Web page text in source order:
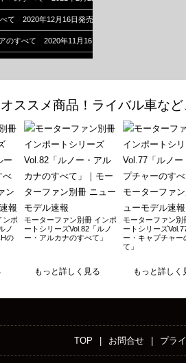
て 2020年12月16日発売
のすべて 2020年11月16日発売
Aクラス/Bクラス/CLAのすべて 2020年3月13日発売
2020年1月11日発売
トロフィーのすべて 2020年1月10日発売
Cクラスのすべて 2019年3月26日発売
すべて 2018年12月6日発売
て 2018年11月9日発売
のすべて 2018年9月6日発売
周年のすべて 2018年7月5日発売
て 2017年10月17日発売
ンポ
ノ
の
モーターファン別冊 インポ
ートシリーズVol.82「ルノ
ー・アルカナのすべて」
もっと詳しく見る
モーターファン別
ートシリーズ
ー・キャプチャー
て」
もっと詳しく
TOP お問合せ プラ